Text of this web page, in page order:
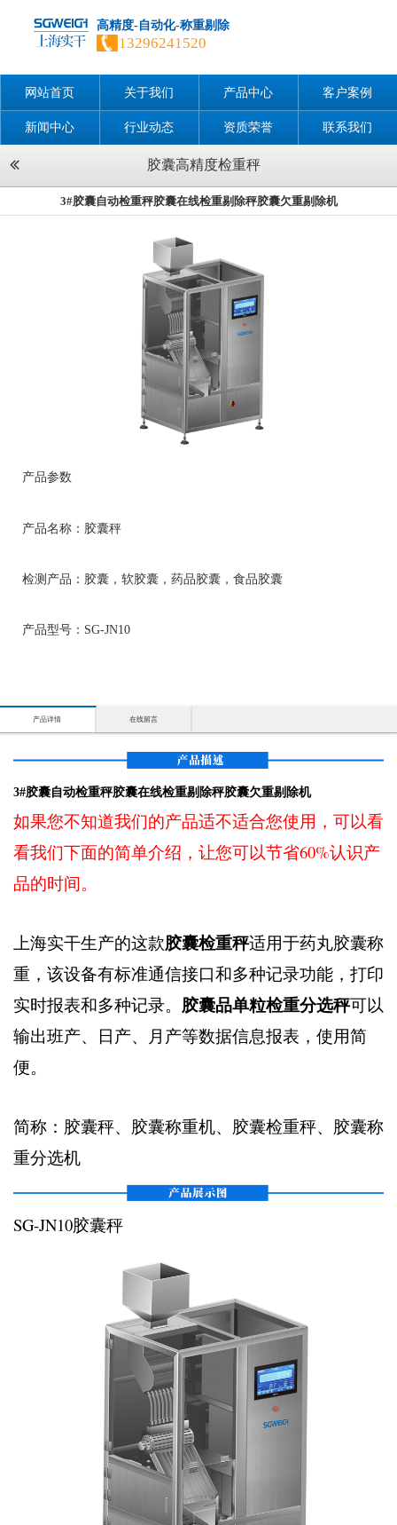
高精度-自动化-称重剔除
13296241520
网站首页 关于我们 产品中心 客户案例
新闻中心 行业动态 资质荣誉 联系我们
胶囊高精度检重秤
3#胶囊自动检重秤胶囊在线检重剔除秤胶囊欠重剔除机
产品参数
产品名称：胶囊秤
检测产品：胶囊，软胶囊，药品胶囊，食品胶囊
产品型号：SG-JN10
产品详情 在线留言
3#胶囊自动检重秤胶囊在线检重剔除秤胶囊欠重剔除机
如果您不知道我们的产品适不适合您使用，可以看
看我们下面的简单介绍，让您可以节省60%认识产
品的时间。
上海实干生产的这款胶囊检重秤适用于药丸胶囊称
重，该设备有标准通信接口和多种记录功能，打印
实时报表和多种记录。 胶囊品单粒检重分选秤可以
输出班产、日产、月产等数据信息报表，使用简
便。
简称：胶囊秤、胶囊称重机、胶囊检重秤、胶囊称
重分选机
SG-JN10胶囊秤